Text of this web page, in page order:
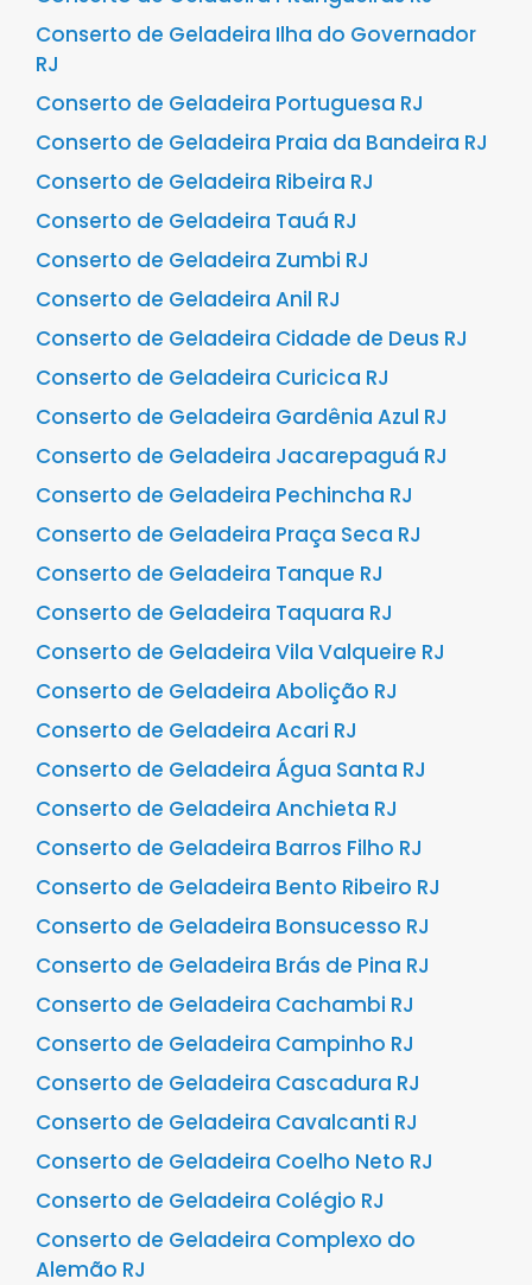
Conserto de Geladeira Ilha do Governador
RJ
Conserto de Geladeira Portuguesa RJ
Conserto de Geladeira Praia da Bandeira RJ
Conserto de Geladeira Ribeira RJ
Conserto de Geladeira Tauá RJ
Conserto de Geladeira Zumbi RJ
Conserto de Geladeira Anil RJ
Conserto de Geladeira Cidade de Deus RJ
Conserto de Geladeira Curicica RJ
Conserto de Geladeira Gardênia Azul RJ
Conserto de Geladeira Jacarepaguá RJ
Conserto de Geladeira Pechincha RJ
Conserto de Geladeira Praça Seca RJ
Conserto de Geladeira Tanque RJ
Conserto de Geladeira Taquara RJ
Conserto de Geladeira Vila Valqueire RJ
Conserto de Geladeira Abolição RJ
Conserto de Geladeira Acari RJ
Conserto de Geladeira Água Santa RJ
Conserto de Geladeira Anchieta RJ
Conserto de Geladeira Barros Filho RJ
Conserto de Geladeira Bento Ribeiro RJ
Conserto de Geladeira Bonsucesso RJ
Conserto de Geladeira Brás de Pina RJ
Conserto de Geladeira Cachambi RJ
Conserto de Geladeira Campinho RJ
Conserto de Geladeira Cascadura RJ
Conserto de Geladeira Cavalcanti RJ
Conserto de Geladeira Coelho Neto RJ
Conserto de Geladeira Colégio RJ
Conserto de Geladeira Complexo do
Alemão RJ